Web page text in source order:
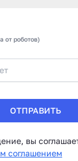
от роботов)
ОТПРАВИТЬ
вы
соглашением